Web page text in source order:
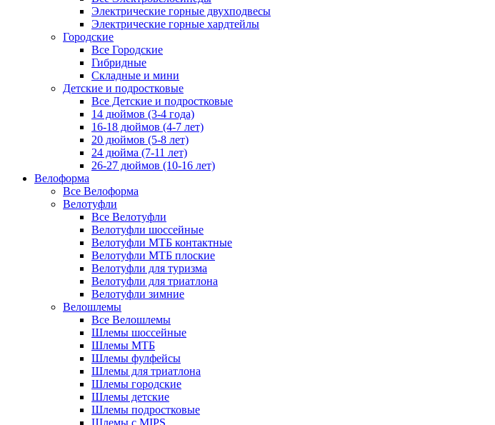
Электрические горные двухподвесы
Электрические горные хардтейлы
Городские
Все Городские
Гибридные
Складные и мини
Детские и подростковые
Все Детские и подростковые
14 дюймов (3-4 года)
16-18 дюймов (4-7 лет)
20 дюймов (5-8 лет)
24 дюйма (7-11 лет)
26-27 дюймов (10-16 лет)
Велоформа
Все Велоформа
Велотуфли
Все Велотуфли
Велотуфли шоссейные
Велотуфли МТБ контактные
Велотуфли МТБ плоские
Велотуфли для туризма
Велотуфли для триатлона
Велотуфли зимние
Велошлемы
Все Велошлемы
Шлемы шоссейные
Шлемы МТБ
Шлемы фулфейсы
Шлемы для триатлона
Шлемы городские
Шлемы детские
Шлемы подростковые
Шлемы с MIPS